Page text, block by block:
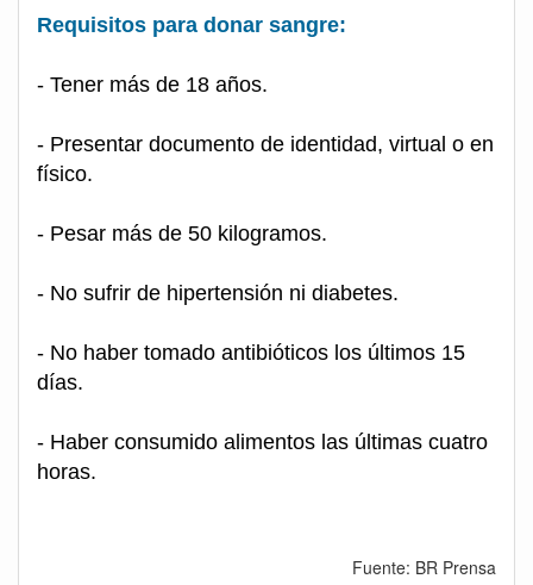
Requisitos para donar sangre:
- Tener más de 18 años.
- Presentar documento de identidad, virtual o en
físico.
- Pesar más de 50 kilogramos.
- No sufrir de hipertensión ni diabetes.
- No haber tomado antibióticos los últimos 15
días.
- Haber consumido alimentos las últimas cuatro
horas.
Fuente: BR Prensa